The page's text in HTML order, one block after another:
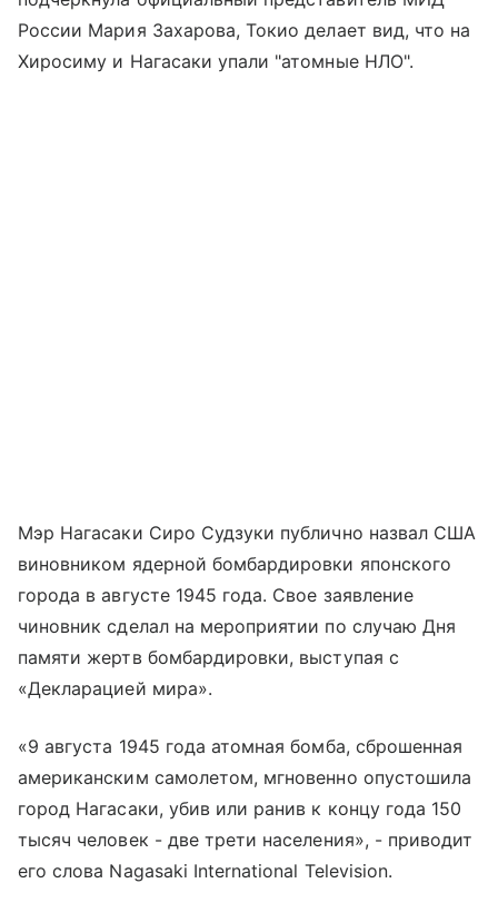
России Мария Захарова, Токио делает вид, что на
Хиросиму и Нагасаки упали "атомные НЛО".
Мэр Нагасаки Сиро Судзуки публично назвал США
виновником ядерной бомбардировки японского
города в августе 1945 года. Свое заявление
чиновник сделал на мероприятии по случаю Дня
памяти жертв бомбардировки, выступая с
«Декларацией мира».
«9 августа 1945 года атомная бомба, сброшенная
американским самолетом, мгновенно опустошила
город Нагасаки, убив или ранив к концу года 150
тысяч человек - две трети населения», - приводит
его слова Nagasaki International Television.